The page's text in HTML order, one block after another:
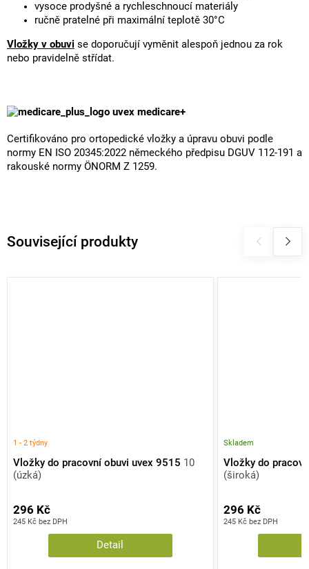
Související produkty
Vložky do pracovní obuvi uvex 9515 10
(úzká)
1 - 2 týdny
245 Kč bez DPH
296 Kč
Detail
Vložky do
(široká)
Skladem
245 Kč bez DPH
296 Kč
vysoce prodyšné a rychleschnoucí materiály
ručně pratelné při maximální teplotě 30°C
Vložky v obuvi se doporučují vyměnit alespoň jednou za rok
nebo pravidelně střídat.
uvex medicare+
Certifikováno pro ortopedické vložky a úpravu obuvi podle
normy EN ISO 20345:2022 německého předpisu DGUV 112-191 a
rakouské normy ÖNORM Z 1259.